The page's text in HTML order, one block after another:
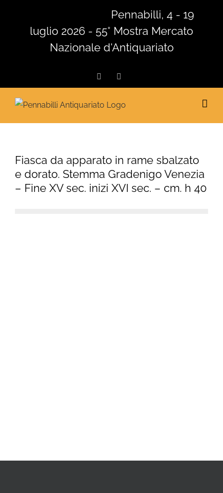
contenuto
Pennabilli, 4 - 19
luglio 2026 - 55° Mostra Mercato
Nazionale d'Antiquariato
Facebook
Fiasca da apparato in rame sbalzato
e dorato. Stemma Gradenigo Venezia
– Fine XV sec. inizi XVI sec. – cm. h 40